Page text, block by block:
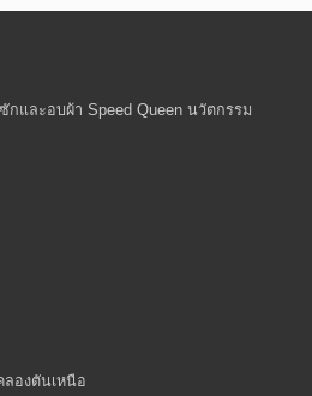
กและอบผ้า Speed Queen นวัตกรรม
องตันเหนือ